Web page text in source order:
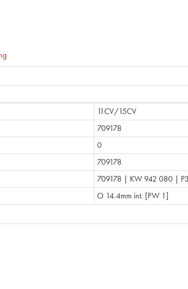
11CV/15CV
709178
0
709178
709178 | KW 942 080 |
O 14.4mm int. [PW 1]